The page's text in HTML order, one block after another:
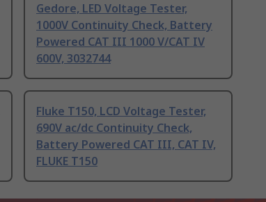
Gedore, LED Voltage Tester,
1000V Continuity Check, Battery
Powered CAT III 1000 V/CAT IV
600V, 3032744
Fluke T150, LCD Voltage Tester,
690V ac/dc Continuity Check,
Battery Powered CAT III, CAT IV,
FLUKE T150